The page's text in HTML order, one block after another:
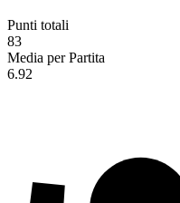
Punti totali
83
Media per Partita
6.92